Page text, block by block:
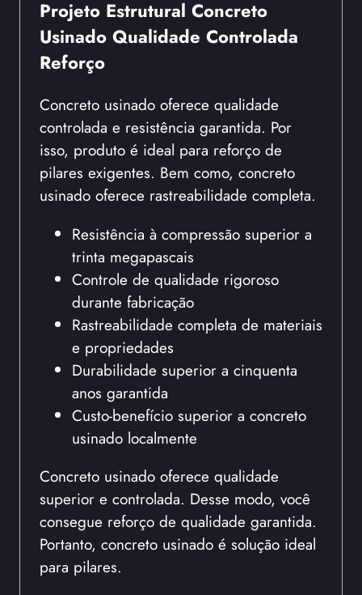
Projeto Estrutural Concreto
Usinado Qualidade Controlada
Reforço
Concreto usinado oferece qualidade
controlada e resistência garantida. Por
isso, produto é ideal para reforço de
pilares exigentes. Bem como, concreto
usinado oferece rastreabilidade completa.
Resistência à compressão superior a
trinta megapascais
Controle de qualidade rigoroso
durante fabricação
Rastreabilidade completa de materiais
e propriedades
Durabilidade superior a cinquenta
anos garantida
Custo-benefício superior a concreto
usinado localmente
Concreto usinado oferece qualidade
superior e controlada. Desse modo, você
consegue reforço de qualidade garantida.
Portanto, concreto usinado é solução ideal
para pilares.